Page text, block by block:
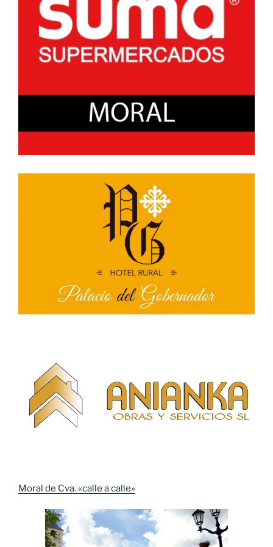
Moral de Cva. «calle a calle»